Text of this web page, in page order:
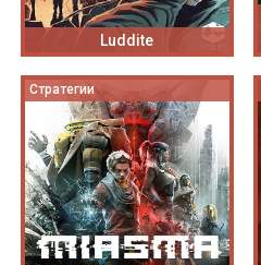
Luddite
Стратегии